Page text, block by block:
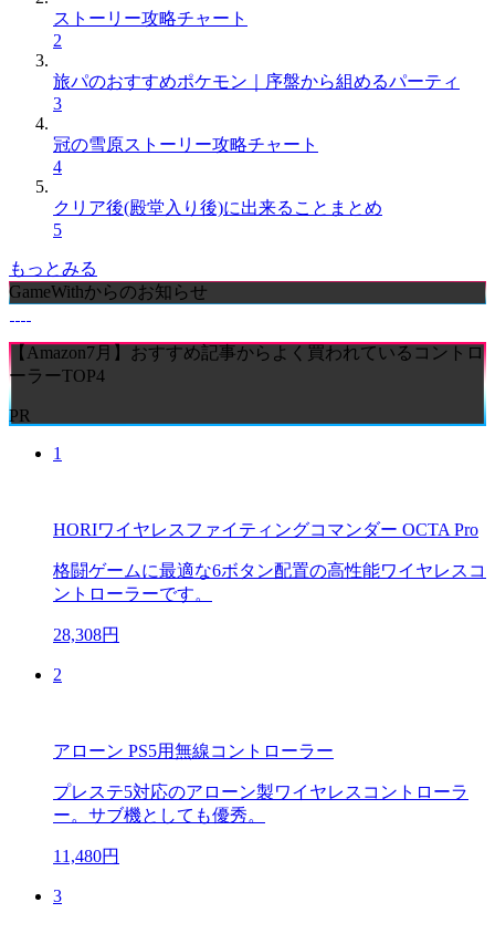
ストーリー攻略チャート
2
旅パのおすすめポケモン｜序盤から組めるパーティ
3
冠の雪原ストーリー攻略チャート
4
クリア後(殿堂入り後)に出来ることまとめ
5
もっとみる
GameWithからのお知らせ
【Amazon7月】おすすめ記事からよく買われているコントロ
ーラーTOP4
PR
1
HORIワイヤレスファイティングコマンダー OCTA Pro
格闘ゲームに最適な6ボタン配置の高性能ワイヤレスコ
ントローラーです。
28,308円
2
アローン PS5用無線コントローラー
プレステ5対応のアローン製ワイヤレスコントローラ
ー。サブ機としても優秀。
11,480円
3